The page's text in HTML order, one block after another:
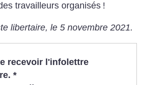
travailleurs organisés !
libertaire, le 5 novembre 2021.
recevoir l'infolettre
*